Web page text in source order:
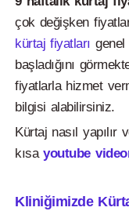
çok değişken
kürtaj fiyatları
başladığını
fiyatlarla hizmet
bilgisi alabilirsiniz.
Kürtaj nasıl yapılır
kısayoutube
Kliniğimizde